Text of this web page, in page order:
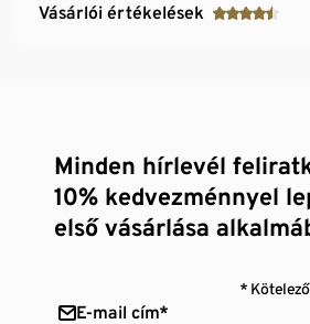
Vásárlói értékelések
Minden hírlevél
10% kedvezménnyel
első vásárlása
*
E-mail cím*